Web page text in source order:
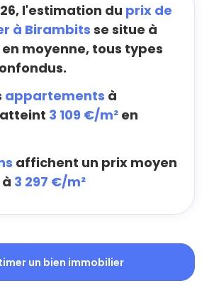
l'estimation du prix de
à Birambits se situe à
en moyenne, tous types
appartements à
3 109 €/m² en
affichent un prix moyen
3 297 €/m²
un bien immobilier